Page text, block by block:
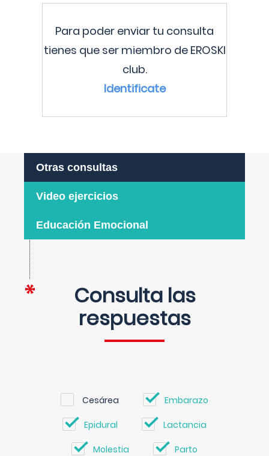
Para poder enviar tu consulta
tienes que ser miembro de EROSKI
club.
Identificate
Otras consultas
Video ejercicios
Educación Emocional
Consulta las
respuestas
Cesárea Embarazo
Epidural Lactancia
Molestia Parto